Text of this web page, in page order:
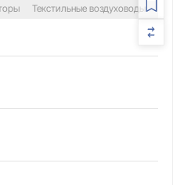
Текстильные воздуховоды